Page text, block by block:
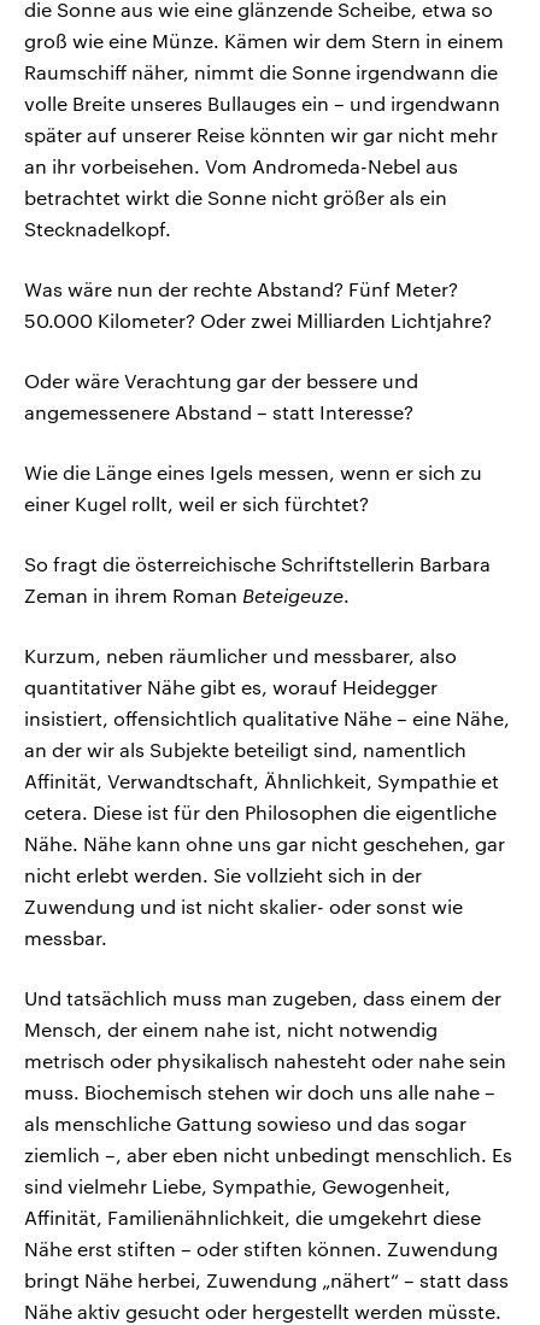
die Sonne aus wie eine glänzende Scheibe, etwa so
groß wie eine Münze. Kämen wir dem Stern in einem
Raumschiff näher, nimmt die Sonne irgendwann die
volle Breite unseres Bullauges ein – und irgendwann
später auf unserer Reise könnten wir gar nicht mehr
an ihr vorbeisehen. Vom Andromeda-Nebel aus
betrachtet wirkt die Sonne nicht größer als ein
Stecknadelkopf.
Was wäre nun der rechte Abstand? Fünf Meter?
50.000 Kilometer? Oder zwei Milliarden Lichtjahre?
Oder wäre Verachtung gar der bessere und
angemessenere Abstand – statt Interesse?
Wie die Länge eines Igels messen, wenn er sich zu
einer Kugel rollt, weil er sich fürchtet?
So fragt die österreichische Schriftstellerin Barbara
Zeman in ihrem Roman Beteigeuze.
Kurzum, neben räumlicher und messbarer, also
quantitativer Nähe gibt es, worauf Heidegger
insistiert, offensichtlich qualitative Nähe – eine Nähe,
an der wir als Subjekte beteiligt sind, namentlich
Affinität, Verwandtschaft, Ähnlichkeit, Sympathie et
cetera. Diese ist für den Philosophen die eigentliche
Nähe. Nähe kann ohne uns gar nicht geschehen, gar
nicht erlebt werden. Sie vollzieht sich in der
Zuwendung und ist nicht skalier- oder sonst wie
messbar.
Und tatsächlich muss man zugeben, dass einem der
Mensch, der einem nahe ist, nicht notwendig
metrisch oder physikalisch nahesteht oder nahe sein
muss. Biochemisch stehen wir doch uns alle nahe –
als menschliche Gattung sowieso und das sogar
ziemlich –, aber eben nicht unbedingt menschlich. Es
sind vielmehr Liebe, Sympathie, Gewogenheit,
Affinität, Familienähnlichkeit, die umgekehrt diese
Nähe erst stiften – oder stiften können. Zuwendung
bringt Nähe herbei, Zuwendung „nähert“ – statt dass
Nähe aktiv gesucht oder hergestellt werden müsste.